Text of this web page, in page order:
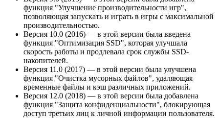
функция "Улучшение производительности игр",
позволяющая запускать и играть в игры с максимальной
производительностью.
Версия 10.0 (2016) — в этой версии была введена
функция "Оптимизация SSD", которая улучшала
скорость работы и продлевала срок службы SSD-
накопителей.
Версия 11.0 (2017) — в этой версии была улучшена
функция "Очистка мусорных файлов", удаляющая
временные файлы и кэш различных приложений.
Версия 12.0 (2018) — в этой версии была добавлена
функция "Защита конфиденциальности", блокирующая
доступ третьих лиц к личной информации пользователя.